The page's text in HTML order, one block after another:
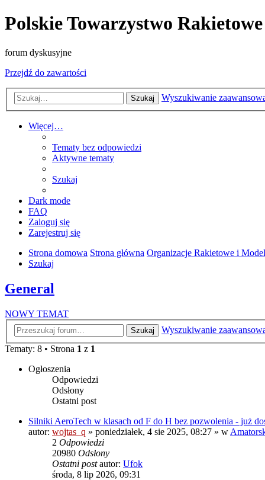
Polskie Towarzystwo
forum dyskusyjne
Przejdź do zawartości
Szukaj Wyszukiwanie
Więcej…
Tematy bez odpowiedzi
Aktywne tematy
Szukaj
Dark mode
FAQ
Zaloguj się
Zarejestruj się
Strona domowa Strona główna Organizacje Rakietowe i
Szukaj
General
NOWY TEMAT
Szukaj
Wyszukiwanie
Tematy: 8 • Strona 1 z 1
Ogłoszenia
Odpowiedzi
Odsłony
Ostatni post
Silniki AeroTech w klasach od F do H bez pozwolenia - już
autor: wojtas_q » poniedziałek, 4 sie 2025, 08:27 » w
2 Odpowiedzi
20980 Odsłony
Ostatni postautor: Ufok
środa, 8 lip 2026, 09:31